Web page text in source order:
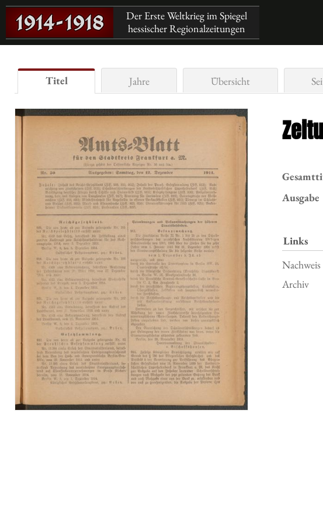
Der Erste Weltkrieg im Spiegel
hessischer Regionalzeitungen
Titel Jahre Übersicht
Ausgabe
Links
Nachweis
Archiv